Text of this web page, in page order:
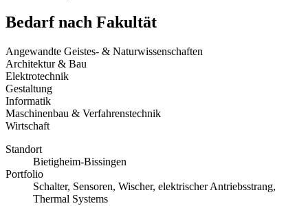
Bedarf nach Fakultät
Angewandte Geistes- & Naturwissenschaften
Architektur & Bau
Elektrotechnik
Gestaltung
Informatik
Maschinenbau & Verfahrenstechnik
Wirtschaft
Standort
Bietigheim-Bissingen
Portfolio
Schalter, Sensoren, Wischer, elektrischer Antriebsstrang,
Thermal Systems